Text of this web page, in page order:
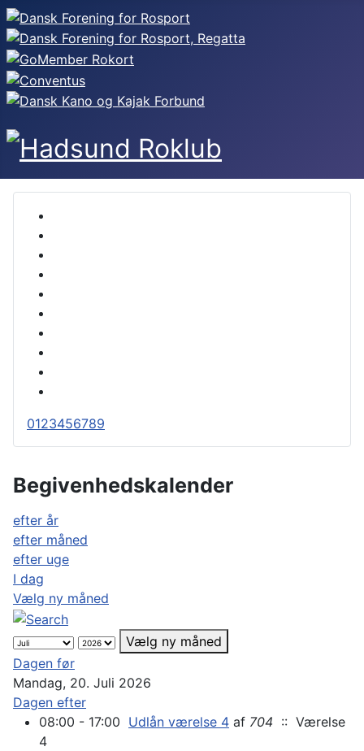
0123456789
Begivenhedskalender
efter år
efter måned
efter uge
I dag
Vælg ny måned
Vælg ny måned
Dagen før
Mandag, 20. Juli 2026
Dagen efter
08:00 - 17:00 Udlån værelse 4 af 704 :: Værelse
4